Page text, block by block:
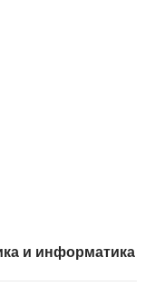
и информатика